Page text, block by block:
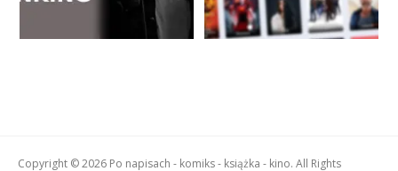
Copyright © 2026 Po napisach - komiks - książka - kino. All Rights